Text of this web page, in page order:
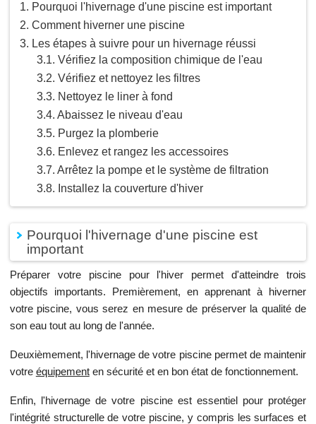
Pourquoi l'hivernage d'une piscine est important
Comment hiverner une piscine
Les étapes à suivre pour un hivernage réussi
Vérifiez la composition chimique de l'eau
Vérifiez et nettoyez les filtres
Nettoyez le liner à fond
Abaissez le niveau d'eau
Purgez la plomberie
Enlevez et rangez les accessoires
Arrêtez la pompe et le système de filtration
Installez la couverture d'hiver
Pourquoi l'hivernage d'une piscine est
important
Préparer votre piscine pour l'hiver permet d'atteindre trois
objectifs importants. Premièrement, en apprenant à hiverner
votre piscine, vous serez en mesure de préserver la qualité de
son eau tout au long de l'année.
Deuxièmement, l'hivernage de votre piscine permet de maintenir
votre équipementen sécurité et en bon état de fonctionnement.
Enfin, l'hivernage de votre piscine est essentiel pour protéger
l'intégrité structurelle de votre piscine, y compris les surfaces et